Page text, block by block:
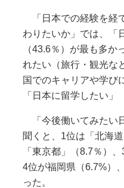
「日本での経験を経
わりたいか」では、「
（43.6％）が最も多か
れたい（旅行・観光な
国でのキャリアや学び
「日本に留学したい」
「今後働いてみたい
聞くと、1位は「北海
「東京都」（8.7％）
4位が福岡県（6.7%）
った。